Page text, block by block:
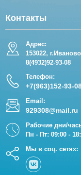
Контакты
Адрес:
153022,
8(4932)92-93-08
Телефон:
+7(963)152-93-
Email:
929308@mail.ru
Рабочие дни/
Пн - Пт: 09:00 -
Мы в соц. сетях: